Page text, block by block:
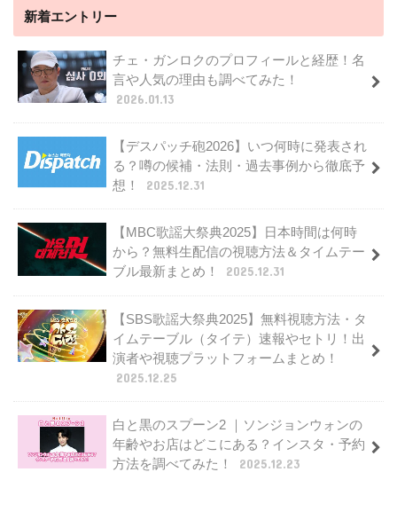
新着エントリー
チェ・ガンロクのプロフィールと経歴！名
言や人気の理由も調べてみた！
2026.01.13
【デスパッチ砲2026】いつ何時に発表され
る？噂の候補・法則・過去事例から徹底予
想！
2025.12.31
【MBC歌謡大祭典2025】日本時間は何時
から？無料生配信の視聴方法＆タイムテー
ブル最新まとめ！
2025.12.31
【SBS歌謡大祭典2025】無料視聴方法・タ
イムテーブル（タイテ）速報やセトリ！出
演者や視聴プラットフォームまとめ！
2025.12.25
白と黒のスプーン2 ｜ソンジョンウォンの
年齢やお店はどこにある？インスタ・予約
方法を調べてみた！
2025.12.23